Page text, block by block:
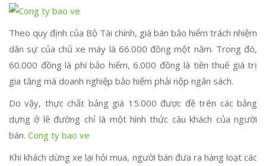
Theo quy định của Bộ Tài chính, giá bán bảo hiểm trách nhiệm
dân sự của chủ xe máy là 66.000 đồng một năm. Trong đó,
60.000 đồng là phí bảo hiểm, 6.000 đồng là tiền thuế giá trị
gia tăng mà doanh nghiệp bảo hiểm phải nộp ngân sách.
Do vậy, thực chất bảng giá 15.000 được đề trên các bảng
dựng ở lề đường chỉ là một hình thức câu khách của người
bán. Cong ty bao ve
Khi khách dừng xe lại hỏi mua, người bán đưa ra hàng loạt các